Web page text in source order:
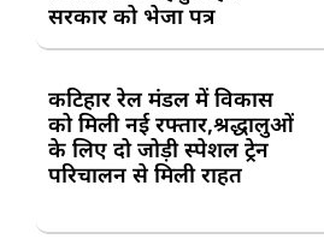
सरकार को भेजा पत्र
कटिहार रेल मंडल में विकास
को मिली नई रफ्तार,श्रद्धालुओं
के लिए दो जोड़ी स्पेशल ट्रेन
परिचालन से मिली राहत